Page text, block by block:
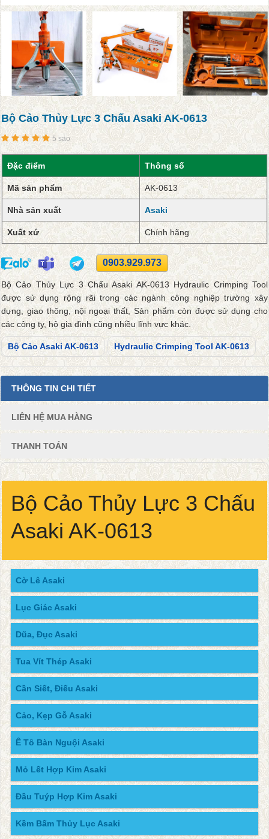
Bộ Cảo Thủy Lực 3 Chấu Asaki AK-0613
5 sao
Đặc điểm Thông số
Mã sản phẩm AK-0613
Nhà sản xuất Asaki
Xuất xứ Chính hãng
0903.929.973
Bộ Cảo Thủy Lực 3 Chấu Asaki AK-0613 Hydraulic Crimping Tool
được sử dụng rộng rãi trong các ngành công nghiệp trường xây
dựng, giao thông, nội ngoại thất, Sản phẩm còn được sử dụng cho
các công ty, hộ gia đình cũng nhiều lĩnh vực khác.
Bộ Cảo Asaki AK-0613 Hydraulic Crimping Tool AK-0613
THÔNG TIN CHI TIẾT
LIÊN HỆ MUA HÀNG
THANH TOÁN
Bộ Cảo Thủy Lực 3 Chấu
Asaki AK-0613
Cờ Lê Asaki
Lục Giác Asaki
Dũa, Đục Asaki
Tua Vít Thép Asaki
Cần Siết, Điếu Asaki
Cảo, Kẹp Gỗ Asaki
Ê Tô Bàn Nguội Asaki
Mỏ Lết Hợp Kim Asaki
Đầu Tuýp Hợp Kim Asaki
Kềm Bấm Thủy Lục Asaki